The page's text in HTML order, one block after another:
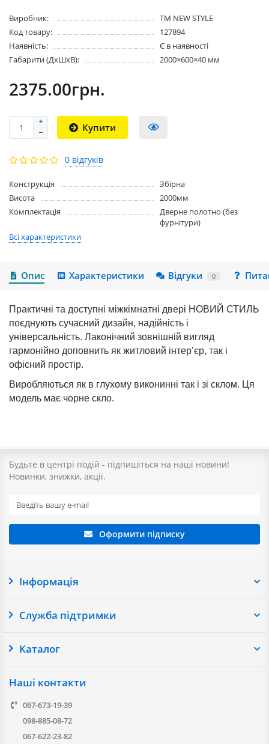
Виробник:
TM NEW STYLE
Код товару:
127894
Наявність:
Є в наявності
Габарити (ДхШхВ):
2000×600×40 мм
2375.00грн.
Купити
0 відгуків
Конструкція
Збірна
Висота
2000мм
Комплектація
Дверне полотно (без
фурнітури)
Всі характеристики
Опис Характеристики Відгуки 0
Практичні та доступні міжкімнатні двері НОВИЙ СТИЛЬ
поєднують сучасний дизайн, надійність і
універсальність. Лаконічний зовнішній вигляд
гармонійно доповнить як житловий інтер’єр, так і
офісний простір.
Виробляються як в глухому виконинні так і зі склом. Ця
модель має чорне скло.
Будьте в центрі подій - підпишіться на наші новини!
Новинки, знижки, акції.
Оформити підписку
Інформація
Служба підтримки
Каталог
Наші контакти
067-673-19-39
098-885-08-72
067-622-23-82